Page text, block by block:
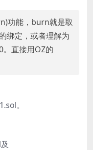
功能，burn就是取
绑定，或者理解为
直接用OZ的
。